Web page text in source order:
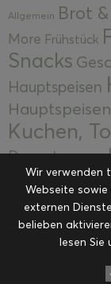
Allgemein Brot
More Frühstück
Snacks
Hauptspeisen
Kuchen,
Desserts
Rezepte
Suppen,
Wir verwenden
Webseite
externen
belieben
lesen